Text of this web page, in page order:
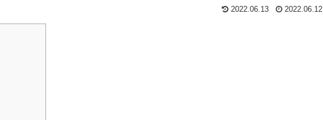
2022.06.13 2022.06.12